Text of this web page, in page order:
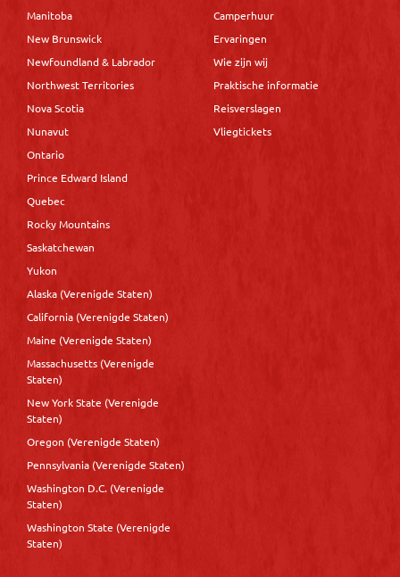
Manitoba
New Brunswick
Newfoundland & Labrador
Northwest Territories
Nova Scotia
Nunavut
Ontario
Prince Edward Island
Quebec
Rocky Mountains
Saskatchewan
Yukon
Alaska (Verenigde Staten)
California (Verenigde Staten)
Maine (Verenigde Staten)
Massachusetts (Verenigde
Staten)
New York State (Verenigde
Staten)
Oregon (Verenigde Staten)
Pennsylvania (Verenigde Staten)
Washington D.C. (Verenigde
Staten)
Washington State (Verenigde
Staten)
Camperhuur
Ervaringen
Wie zijn wij
Praktische informatie
Reisverslagen
Vliegtickets